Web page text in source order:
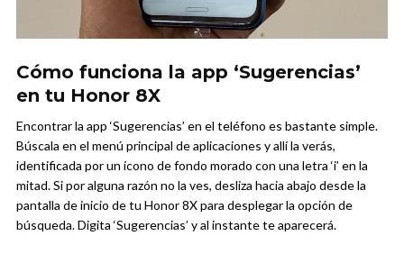
Cómo funciona la app ‘Sugerencias’
en tu Honor 8X
Encontrar la app ‘Sugerencias’ en el teléfono es bastante simple.
Búscala en el menú principal de aplicaciones y allí la verás,
identificada por un ícono de fondo morado con una letra ‘i’ en la
mitad. Si por alguna razón no la ves, desliza hacia abajo desde la
pantalla de inicio de tu Honor 8X para desplegar la opción de
búsqueda. Digita ‘Sugerencias’ y al instante te aparecerá.